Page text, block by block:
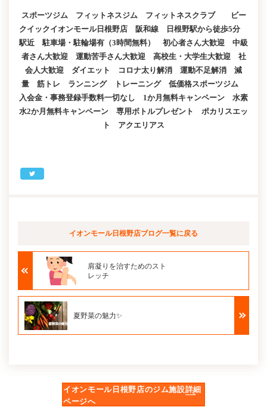
スポーツジム フィットネスジム フィットネスクラブ ビー
クイックイオンモール日根野店 阪和線 日根野駅から徒歩5分
駅近 駐車場・駐輪場有（3時間無料） 初心者さん大歓迎 中級
者さん大歓迎 運動苦手さん大歓迎 高校生・大学生大歓迎 社
会人大歓迎 ダイエット コロナ太り解消 運動不足解消 減
量 筋トレ ランニング トレーニング 低価格スポーツジム
入会金・事務登録手数料一切なし 1か月無料キャンペーン 水素
水2か月無料キャンペーン 専用ボトルプレゼント ポカリスエッ
ト アクエリアス
イオンモール日根野店ブログ一覧に戻る
肩凝りを治すためのスト
レッチ
夏野菜の魅力✨
イオンモール日根野店のジム施設詳細
ページへ